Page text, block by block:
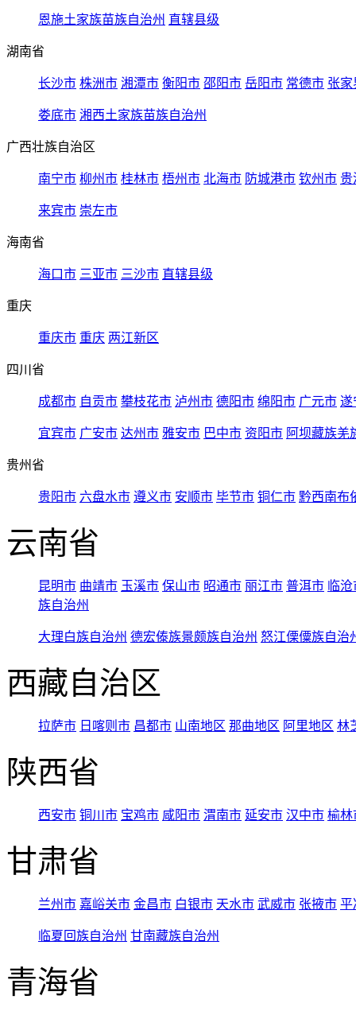
恩施土家族苗族自治州 直辖县级
湖南省
长沙市 株洲市 湘潭市 衡阳市 邵阳市 岳阳市 常德市 张家
娄底市 湘西土家族苗族自治州
广西壮族自治区
南宁市 柳州市 桂林市 梧州市 北海市 防城港市 钦州市 贵
来宾市 崇左市
海南省
海口市 三亚市 三沙市 直辖县级
重庆
重庆市 重庆 两江新区
四川省
成都市 自贡市 攀枝花市 泸州市 德阳市 绵阳市 广元市 遂
宜宾市 广安市 达州市 雅安市 巴中市 资阳市 阿坝藏族羌
贵州省
贵阳市 六盘水市 遵义市 安顺市 毕节市 铜仁市 黔西南布
云南省
昆明市 曲靖市 玉溪市 保山市 昭通市 丽江市 普洱市 临
族自治州
大理白族自治州 德宏傣族景颇族自治州 怒江傈僳族自治
西藏自治区
拉萨市 日喀则市 昌都市 山南地区 那曲地区 阿里地区 林
陕西省
西安市 铜川市 宝鸡市 咸阳市 渭南市 延安市 汉中市 榆林
甘肃省
兰州市 嘉峪关市 金昌市 白银市 天水市 武威市 张掖市 平
临夏回族自治州 甘南藏族自治州
青海省